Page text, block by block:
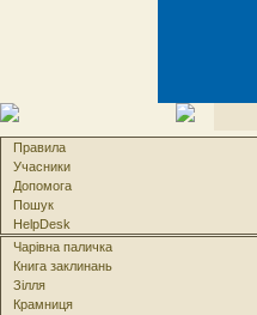
Правила
Учасники
Допомога
Пошук
HelpDesk
Чарівна паличка
Книга заклинань
Зілля
Крамниця